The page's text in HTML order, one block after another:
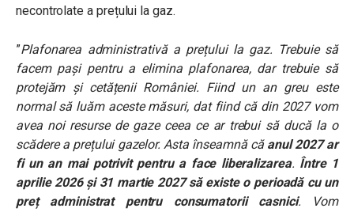
necontrolate a prețului la gaz.
”Plafonarea administrativă a prețului la gaz. Trebuie să
facem pași pentru a elimina plafonarea, dar trebuie să
protejăm și cetățenii României. Fiind un an greu este
normal să luăm aceste măsuri, dat fiind că din 2027 vom
avea noi resurse de gaze ceea ce ar trebui să ducă la o
scădere a prețului gazelor. Asta înseamnă că anul 2027 ar
fi un an mai potrivit pentru a face liberalizarea. Între 1
aprilie 2026 și 31 martie 2027 să existe o perioadă cu un
preț administrat pentru consumatorii casnici. Vom